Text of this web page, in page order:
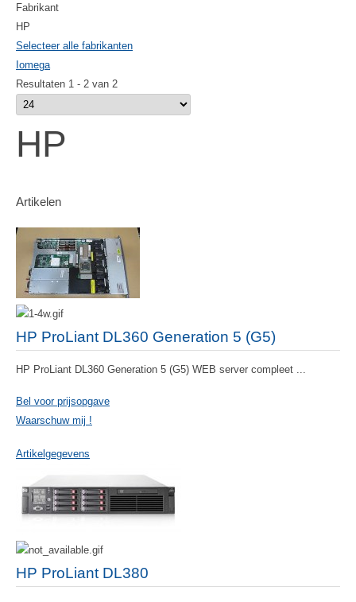
Fabrikant
HP
Selecteer alle fabrikanten
Iomega
Resultaten 1 - 2 van 2
HP
Artikelen
HP ProLiant DL360 Generation 5 (G5)
HP ProLiant DL360 Generation 5 (G5) WEB server compleet ...
Bel voor prijsopgave
Waarschuw mij !
Artikelgegevens
HP ProLiant DL380